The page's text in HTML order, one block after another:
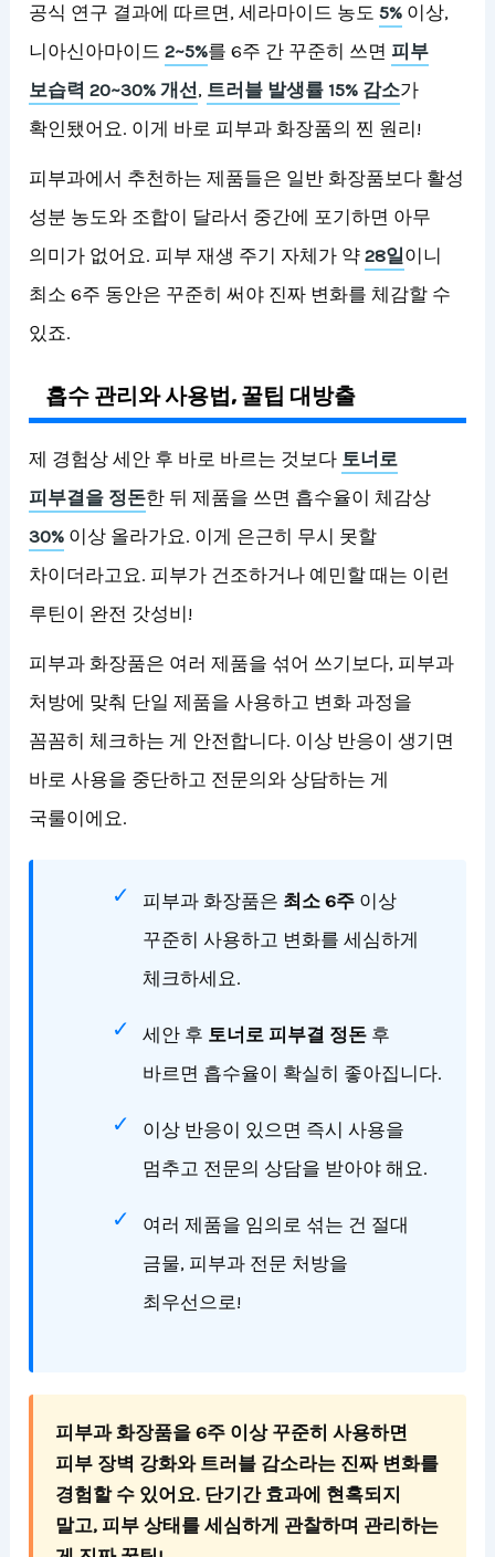
공식 연구 결과에 따르면, 세라마이드 농도5% 이상,
니아신아마이드2~5%를 6주 간 꾸준히 쓰면 피부
보습력 20~30% 개선, 트러블 발생률 15% 감소가
확인됐어요. 이게 바로 피부과 화장품의 찐 원리!
피부과에서 추천하는 제품들은 일반 화장품보다 활성
성분 농도와 조합이 달라서 중간에 포기하면 아무
의미가 없어요. 피부 재생 주기 자체가 약28일이니
최소 6주 동안은 꾸준히 써야 진짜 변화를 체감할 수
있죠.
흡수 관리와 사용법, 꿀팁 대방출
제 경험상 세안 후 바로 바르는 것보다 토너로
피부결을 정돈한 뒤 제품을 쓰면 흡수율이 체감상
30% 이상 올라가요. 이게 은근히 무시 못할
차이더라고요. 피부가 건조하거나 예민할 때는 이런
루틴이 완전 갓성비!
피부과 화장품은 여러 제품을 섞어 쓰기보다, 피부과
처방에 맞춰 단일 제품을 사용하고 변화 과정을
꼼꼼히 체크하는 게 안전합니다. 이상 반응이 생기면
바로 사용을 중단하고 전문의와 상담하는 게
국룰이에요.
피부과 화장품은 최소 6주 이상
꾸준히 사용하고 변화를 세심하게
체크하세요.
세안 후 토너로 피부결 정돈 후
바르면 흡수율이 확실히 좋아집니다.
이상 반응이 있으면 즉시 사용을
멈추고 전문의 상담을 받아야 해요.
여러 제품을 임의로 섞는 건 절대
금물, 피부과 전문 처방을
최우선으로!
피부과 화장품을 6주 이상 꾸준히 사용하면
피부 장벽 강화와 트러블 감소라는 진짜 변화를
경험할 수 있어요. 단기간 효과에 현혹되지
말고, 피부 상태를 세심하게 관찰하며 관리하는